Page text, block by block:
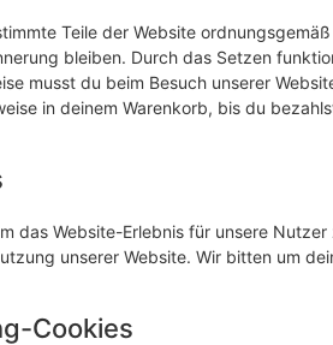
Teile der Website
bleiben. Durch das Setzen
musst du beim Besuch unserer
in deinem Warenkorb, bis du
das Website-Erlebnis für unsere
unserer Website. Wir bitten um
Cookies